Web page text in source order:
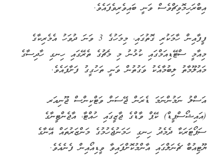
އިބްރަހިމޮވިޗްވެސް ވަނީ ބައިވެރިވެފައެވެ.
ފީފާއިން ހާމަކުރި ގޮތުގައި، މިމަހުގެ 3 ވަނަ ދުވަހު އެމެރިކާގެ
މިއާމީ ސްޓޭޑިއަމްގައި ކުޅުނު މި މެޗުގެ ތެރޭގައި ހިނގި ހާދިސާގެ
މައުލޫމާތު ލިބުމާއެކު ވަގުތުން ވަނީ ތަހުގީގު ފަށާފައެވެ.
އަސްލު ނަމުންނަމަ ޑެރަން ޖޭސަން ވަޓްކިންސް ޖޫނިއަރ
(އައިޝޯސްޕީޑް) ކޭޕް ވާޑްގެ ޖާޒީގައި ހުއްޓާ، އާޖެންޓީނާގެ
ސަޕޯޓަރަކާ ދެމެދު ހިނގި ހަމަނުޖެހުމުގެ މަންޒަރުތައް އޭނާގެ
ޔޫޓިއުބް ޗެނަލްގައި އާންމުކޮށްފައިވާ ވީޑިއޯއިން ފެނެއެވެ.